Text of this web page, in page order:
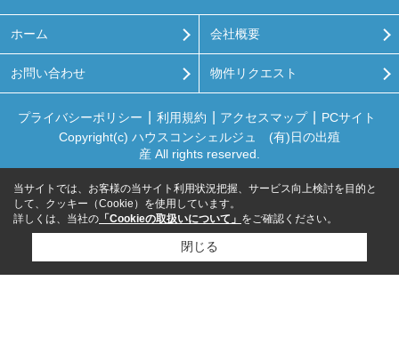
ホーム 会社概要
お問い合わせ 物件リクエスト
プライバシーポリシー 利用規約 アクセスマップ
PCサイト
Copyright(c) ハウスコンシェルジュ (有)日の出殖
産 All rights reserved.
当サイトでは、お客様の当サイト利用状況把握、サービス向上検討を目的と
して、クッキー（Cookie）を使用しています。
詳しくは、当社の 「Cookieの取扱いについて」 をご確認ください。
閉じる